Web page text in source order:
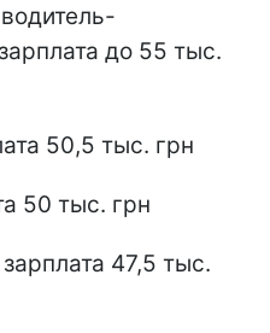
до 55 тыс.
50,5 тыс. грн
50 тыс. грн
47,5 тыс.